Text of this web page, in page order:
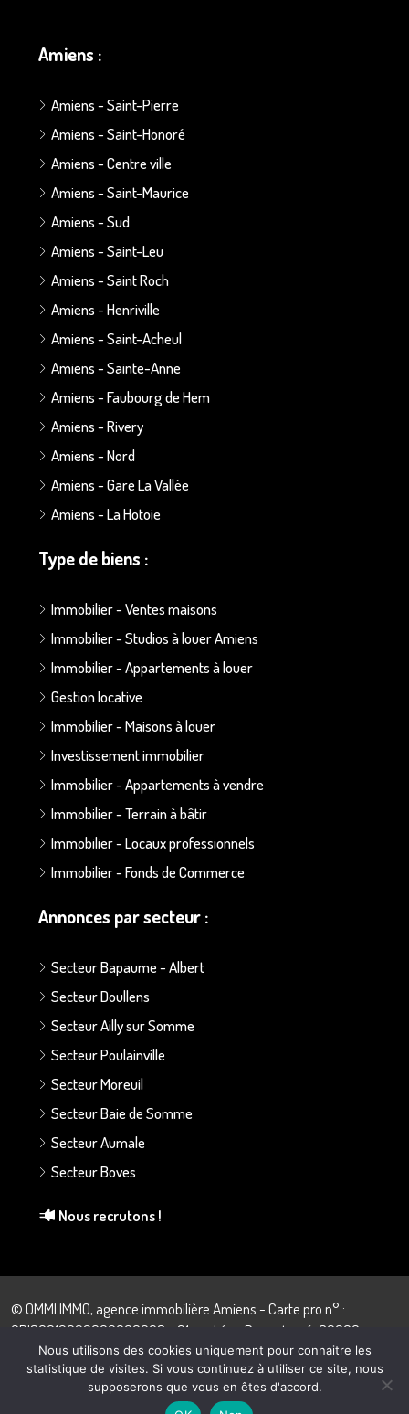
Quentin Debeauvais
Amiens :
Amiens - Saint-Pierre
Amiens - Saint-Honoré
Amiens - Centre ville
Amiens - Saint-Maurice
Amiens - Sud
Amiens - Saint-Leu
Amiens - Saint Roch
Amiens - Henriville
Amiens - Saint-Acheul
Amiens - Sainte-Anne
Amiens - Faubourg de Hem
Amiens - Rivery
Amiens - Nord
Amiens - Gare La Vallée
Amiens - La Hotoie
Type de biens :
Immobilier - Ventes maisons
Immobilier - Studios à louer Amiens
Immobilier - Appartements à louer
Gestion locative
Immobilier - Maisons à louer
Investissement immobilier
Immobilier - Appartements à vendre
Immobilier - Terrain à bâtir
Immobilier - Locaux professionnels
Immobilier - Fonds de Commerce
Annonces par secteur :
Secteur Bapaume - Albert
Secteur Doullens
Secteur Ailly sur Somme
Secteur Poulainville
Secteur Moreuil
Secteur Baie de Somme
Secteur Aumale
Secteur Boves
Nous recrutons !
© OMMI IMMO, agence immobilière Amiens - Carte pro n° :
CPI80012022000000008 - 21 rue Léon Dupontreué, 80000
Amiens - 03.22.43.57.28
Nous utilisons des cookies uniquement pour connaitre les
statistique de visites. Si vous continuez à utiliser ce site, nous
supposerons que vous en êtes d'accord.